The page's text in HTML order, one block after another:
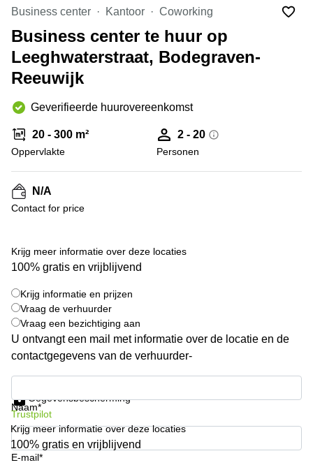
Hengelo
Hilversum
Hoofddorp
Deventer
Rotterdam
Tiel
Tilburg
Amsterdam
Westpoort
Bodegraven-
Reeuwijk
Business
center
Arnhem
center
Amsterdam
Westpoort
Business
Business
center
Coworking
space
Coworking
Arnhem
Kantoorruimte
in Arnhem
Hilversum
Coworking
space
Zwolle
Business center Kantoor Coworking
Business center te huur op
Leeghwaterstraat, Bodegraven-
Reeuwijk
Geverifieerde huurovereenkomst
20 - 300 m²
Oppervlakte
2 - 20
Personen
N/A
Contact for price
Krijg meer informatie over deze locaties
100% gratis en vrijblijvend
Krijg informatie en prijzen
Vraag de verhuurder
Vraag een bezichtiging aan
U ontvangt een mail met informatie over de locatie en de
contactgegevens van de verhuurder-
Naam*
E-mail*
Gegevensbescherming
Trustpilot
Krijg meer informatie over deze locaties
100% gratis en vrijblijvend